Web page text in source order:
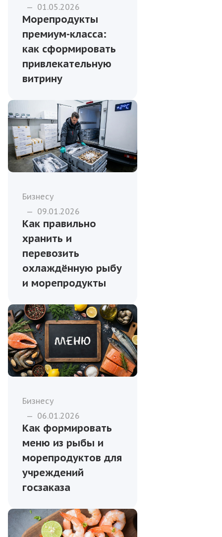
— 01.05.2026
Морепродукты
премиум-класса:
как сформировать
привлекательную
витрину
Бизнесу
— 09.01.2026
Как правильно
хранить и
перевозить
охлаждённую рыбу
и морепродукты
Бизнесу
— 06.01.2026
Как формировать
меню из рыбы и
морепродуктов для
учреждений
госзаказа